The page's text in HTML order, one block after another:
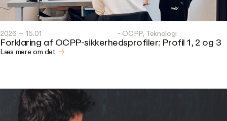
2026 – 15.01 - OCPP, Teknologi
Forklaring af OCPP-sikkerhedsprofiler: Profil 1, 2 og 3
Læs mere om det